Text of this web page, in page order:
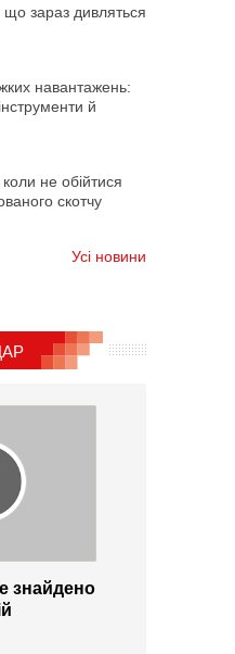
зараз дивляться
навантажень:
й
не обійтися
скотчу
Усі новини
знайдено